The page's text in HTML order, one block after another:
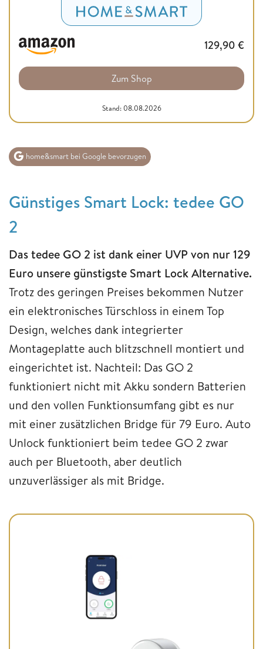
129,90 €
Zum Shop
Stand: 08.08.2026
home&smart bei Google bevorzugen
Günstiges Smart Lock: tedee GO
2
Das tedee GO 2 ist dank einer UVP von nur 129
Euro unsere günstigste Smart Lock Alternative.
Trotz des geringen Preises bekommen Nutzer
ein elektronisches Türschloss in einem Top
Design, welches dank integrierter
Montageplatte auch blitzschnell montiert und
eingerichtet ist. Nachteil: Das GO 2
funktioniert nicht mit Akku sondern Batterien
und den vollen Funktionsumfang gibt es nur
mit einer zusätzlichen Bridge für 79 Euro. Auto
Unlock funktioniert beim tedee GO 2 zwar
auch per Bluetooth, aber deutlich
unzuverlässiger als mit Bridge.